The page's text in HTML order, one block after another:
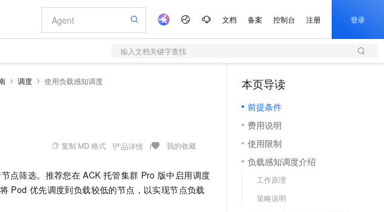
文档 备案 控制台 注册 登录
输入文档关键字查找
调度 使用负载感知调度
复制 MD 格式 产品详情 我的收藏
点筛选。推荐您在 ACK 托管集群 Pro 版中启用调度
Pod 优先调度到负载较低的节点，以实现节点负载
本页导读
前提条件
费用说明
使用限制
负载感知调度介绍
工作原理
策略说明
大模型服务平台百炼
推理利器
HappyHorse-1.1-T2V
语音识别与合成
全托管，含MySQL、PostgreSQL、SQL Server、MariaDB多引擎
Qoder
面向真实软件的智能体编程平台
轻量应用服务器
数字证书管理服务（原SSL证书）
实现全站 HTTPS，呈现可信的 Web 访问
短信服务
HOT
从聊天伙伴进化为能主动干活的本地数字员工
程团队
一键购买专属联机服务器，轻松开启游戏
高效搭建 AI 智能体与工作流应用
通过阿里云百炼高效搭建AI应用,助力高效开发
Agency Agents：拥有专属领域专家
HappyHorse 打造一站式影视创作平台
漫剧工坊：一站式动画创作平台
快速生产连贯的高质量长漫剧
人公司成长
NEW
加量 10 倍，夜间低至2折
AI 场景体验
从图文生成到视频创作，一键激活电商全链路生产力
AI 广告创作
图文、视频一站生成，高效打造优质广告素材
AI 活动
AI 生产力先锋
先锋实践拓展 AI 生产力的边界
飞天发布时刻
所见，即是所愿
AI 实训营
从基础到进阶，Agent 创客手把手教你
配置报价器
阿里云 OPC 创新助力计划
Token 补贴，五大权
益加速 OPC 成功
基础软件
JAVA
专业服务
公司注册
产品伙伴合作计划
云网络合作计划
服务伙伴合作计划
Al MaaS 服务伙伴赋能合作
伙伴信用分合作计划
更多支持
合作伙伴培训与认证
查询合作伙伴
阿里云认证
信息公告
官网公告
开发者社区
镜像站
我要反馈
市场活动
魔搭 ModelScope
加入我们
校园招聘